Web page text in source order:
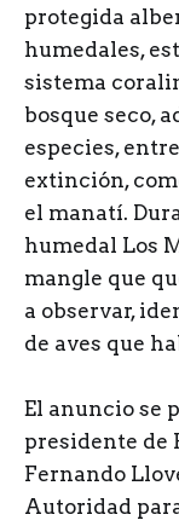
protegida
humedales,
sistema
bosque seco,
especies,
extinción,
el manatí.
humedal Los
mangle que
a observar,
de aves que
El anuncio se
presidente de
Fernando
Autoridad